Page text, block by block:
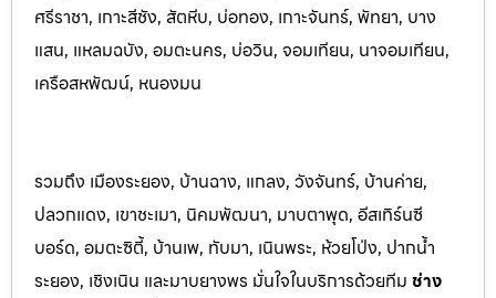
ศรีราชา, เกาะสีชัง, สัตหีบ, บ่อทอง, เกาะจันทร์, พัทยา, บาง
แสน, แหลมฉบัง, อมตะนคร, บ่อวิน, จอมเทียน, นาจอมเทียน,
เครือสหพัฒน์, หนองมน
รวมถึง เมืองระยอง, บ้านฉาง, แกลง, วังจันทร์, บ้านค่าย,
ปลวกแดง, เขาชะเมา, นิคมพัฒนา, มาบตาพุด, อีสเทิร์นซี
บอร์ด, อมตะซิตี้, บ้านเพ, ทับมา, เนินพระ, ห้วยโป่ง, ปากน้ำ
ระยอง, เชิงเนิน และมาบยางพร มั่นใจในบริการด้วยทีม ช่าง